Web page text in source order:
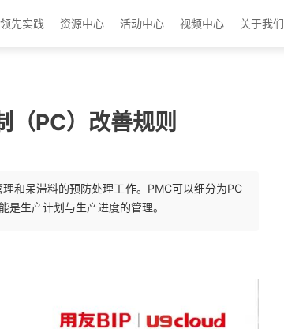
领先实践 资源中心 活动中心 视频中心 关于我们
（PC）改善规则
和呆滞料的预防处理工作。PMC可以细分为PC
生产计划与生产进度的管理。